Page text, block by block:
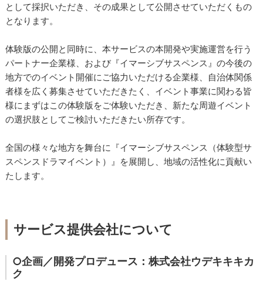
として採択いただき、その成果として公開させていただくもの
となります。
体験版の公開と同時に、本サービスの本開発や実施運営を行う
パートナー企業様、および『イマーシブサスペンス』の今後の
地方でのイベント開催にご協力いただける企業様、自治体関係
者様を広く募集させていただきたく、イベント事業に関わる皆
様にまずはこの体験版をご体験いただき、新たな周遊イベント
の選択肢としてご検討いただきたい所存です。
全国の様々な地方を舞台に『イマーシブサスペンス（体験型サ
スペンスドラマイベント）』を展開し、地域の活性化に貢献い
たします。
サービス提供会社について
○企画／開発プロデュース：株式会社ウデキキキカ
ク